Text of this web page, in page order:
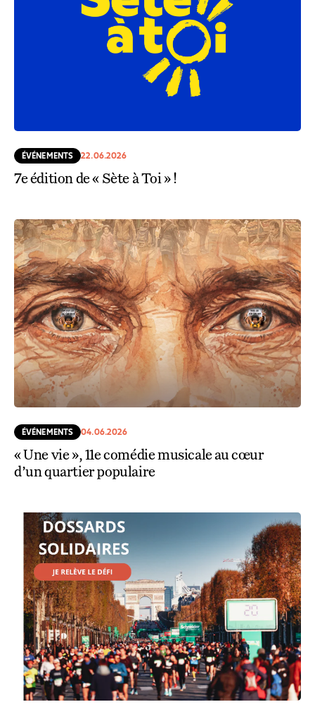
ÉVÉNEMENTS 22.06.2026
7e édition de « Sète à Toi » !
ÉVÉNEMENTS 04.06.2026
« Une vie », 11e comédie musicale au cœur
d’un quartier populaire